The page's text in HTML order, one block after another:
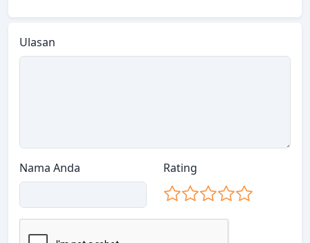
Ulasan
Nama Anda Rating